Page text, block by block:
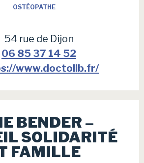
OSTÉOPATHE
54 rue de Dijon
06 85 37 14 52
www.doctolib.fr/
BENDER –
SOLIDARITÉ
FAMILLE